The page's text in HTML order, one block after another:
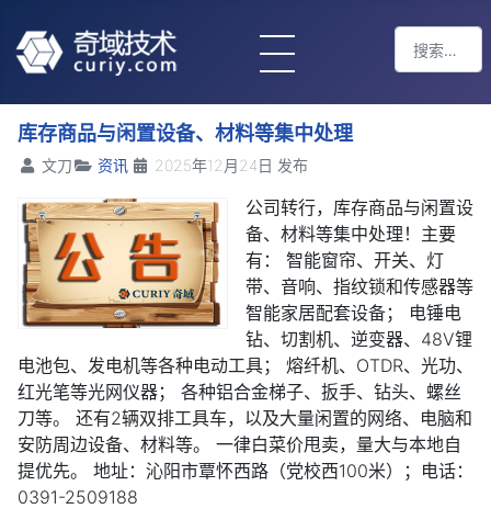
搜索
库存商品与闲置设备、材料等集中处理
文刀 资讯 2025年12月24日 发布
公司转行，库存商品与闲置设
备、材料等集中处理！主要
有： 智能窗帘、开关、灯
带、音响、指纹锁和传感器等
智能家居配套设备； 电锤电
钻、切割机、逆变器、48V锂
电池包、发电机等各种电动工具； 熔纤机、OTDR、光功、
红光笔等光网仪器； 各种铝合金梯子、扳手、钻头、螺丝
刀等。 还有2辆双排工具车，以及大量闲置的网络、电脑和
安防周边设备、材料等。 一律白菜价甩卖，量大与本地自
提优先。 地址：沁阳市覃怀西路（党校西100米）；电话：
0391-2509188